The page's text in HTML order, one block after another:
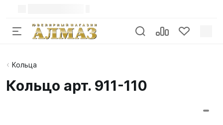
Кольца
Кольцо арт. 911-110